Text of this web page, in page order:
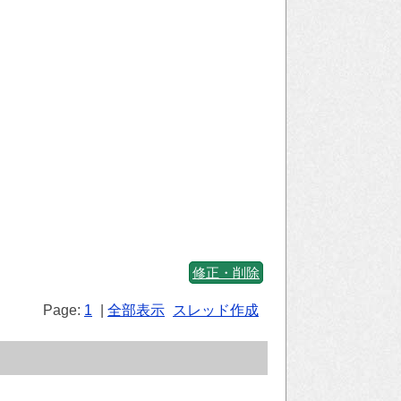
修正・削除
Page: 1 全部表示 スレッド作成